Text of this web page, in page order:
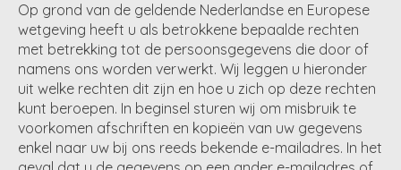
Op grond van de geldende Nederlandse en Europese
wetgeving heeft u als betrokkene bepaalde rechten
met betrekking tot de persoonsgegevens die door of
namens ons worden verwerkt. Wij leggen u hieronder
uit welke rechten dit zijn en hoe u zich op deze rechten
kunt beroepen. In beginsel sturen wij om misbruik te
voorkomen afschriften en kopieën van uw gegevens
enkel naar uw bij ons reeds bekende e-mailadres. In het